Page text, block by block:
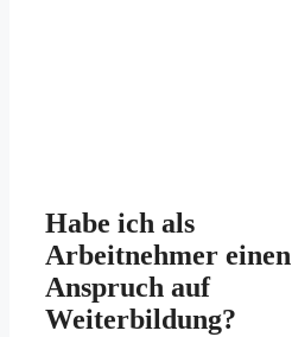
Habe ich als
Arbeitnehmer einen
Anspruch auf
Weiterbildung?